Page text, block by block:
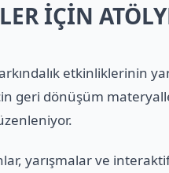
İÇİN
etkinliklerinin
geri dönüşüm
yarışmalar ve